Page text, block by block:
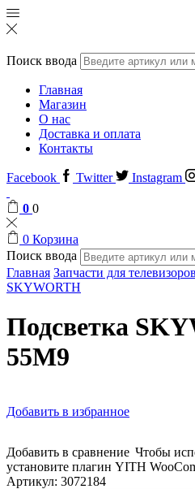
Поиск ввода
Главная
Магазин
О нас
Доставка и оплата
Контакты
Facebook Twitter Instagram
0 0
0 Корзина
Поиск ввода
Главная Запчасти для телевизоров
SKYWORTH
Подсветка
55M9
Добавить в избранное
Добавить в сравнение Чтобы
установите плагин YITH
Артикул: 3072184